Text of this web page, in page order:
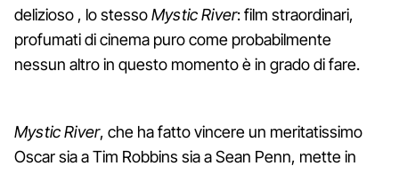
delizioso , lo stessoMystic River: film straordinari,
profumati di cinema puro come probabilmente
nessun altro in questo momento è in grado di fare.
Mystic River, che ha fatto vincere un meritatissimo
Oscar sia a Tim Robbins sia a Sean Penn, mette in